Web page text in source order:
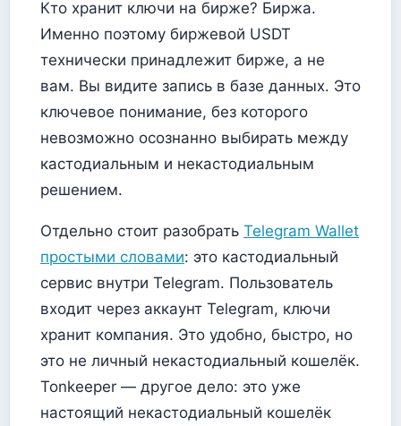
Кто хранит ключи на бирже? Биржа.
Именно поэтому биржевой USDT
технически принадлежит бирже, а не
вам. Вы видите запись в базе данных. Это
ключевое понимание, без которого
невозможно осознанно выбирать между
кастодиальным и некастодиальным
решением.
Отдельно стоит разобрать Telegram Wallet
простыми словами: это кастодиальный
сервис внутри Telegram. Пользователь
входит через аккаунт Telegram, ключи
хранит компания. Это удобно, быстро, но
это не личный некастодиальный кошелёк.
Tonkeeper — другое дело: это уже
настоящий некастодиальный кошелёк